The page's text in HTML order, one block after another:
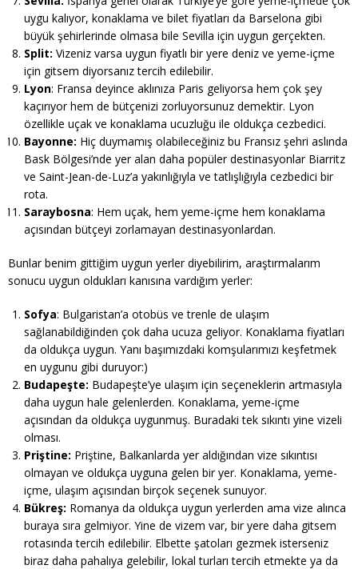
uygu kalıyor, konaklama ve bilet fiyatları da Barselona gibi
büyük şehirlerinde olmasa bile Sevilla için uygun gerçekten.
Split: Vizeniz varsa uygun fiyatlı bir yere deniz ve yeme-içme
için gitsem diyorsanız tercih edilebilir.
Lyon: Fransa deyince aklınıza Paris geliyorsa hem çok şey
kaçırıyor hem de bütçenizi zorluyorsunuz demektir. Lyon
özellikle uçak ve konaklama ucuzluğu ile oldukça cezbedici.
Bayonne: Hiç duymamış olabileceğiniz bu Fransız şehri aslında
Bask Bölgesi’nde yer alan daha popüler destinasyonlar Biarritz
ve Saint-Jean-de-Luz’a yakınlığıyla ve tatlışlığıyla cezbedici bir
rota.
Saraybosna: Hem uçak, hem yeme-içme hem konaklama
açısından bütçeyi zorlamayan destinasyonlardan.
Bunlar benim gittiğim uygun yerler diyebilirim, araştırmalarım
sonucu uygun oldukları kanısına vardığım yerler:
Sofya: Bulgaristan’a otobüs ve trenle de ulaşım
sağlanabildiğinden çok daha ucuza geliyor. Konaklama fiyatları
da oldukça uygun. Yanı başımızdaki komşularımızı keşfetmek
en uygunu gibi duruyor:)
Budapeşte: Budapeşte’ye ulaşım için seçeneklerin artmasıyla
daha uygun hale gelenlerden. Konaklama, yeme-içme
açısından da oldukça uygunmuş. Buradaki tek sıkıntı yine vizeli
olması.
Priştine: Priştine, Balkanlarda yer aldığından vize sıkıntısı
olmayan ve oldukça uyguna gelen bir yer. Konaklama, yeme-
içme, ulaşım açısından birçok seçenek sunuyor.
Bükreş: Romanya da oldukça uygun yerlerden ama vize alınca
buraya sıra gelmiyor. Yine de vizem var, bir yere daha gitsem
rotasında tercih edilebilir. Elbette şatoları gezmek isterseniz
biraz daha pahalıya gelebilir, lokal turları tercih etmekte ya da